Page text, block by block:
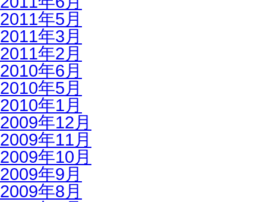
2011年5月
2011年3月
2011年2月
2010年6月
2010年5月
2010年1月
2009年12月
2009年11月
2009年10月
2009年9月
2009年8月